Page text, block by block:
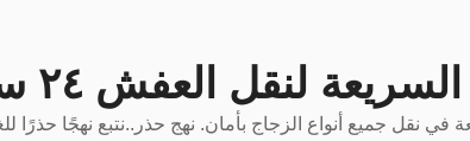
لنقل العفش ٢٤ ساعه
في نقل جميع أنواع الزجاج بأمان. نهج حذر..نتبع نهجًا حذرًا